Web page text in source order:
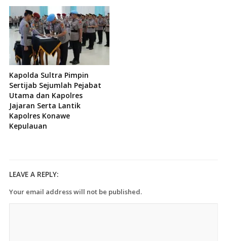
Kapolda Sultra Pimpin
Sertijab Sejumlah Pejabat
Utama dan Kapolres
Jajaran Serta Lantik
Kapolres Konawe
Kepulauan
LEAVE A REPLY:
Your email address will not be published.